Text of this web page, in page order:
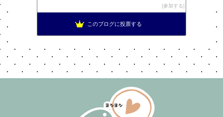
参加する
このブログに投票する